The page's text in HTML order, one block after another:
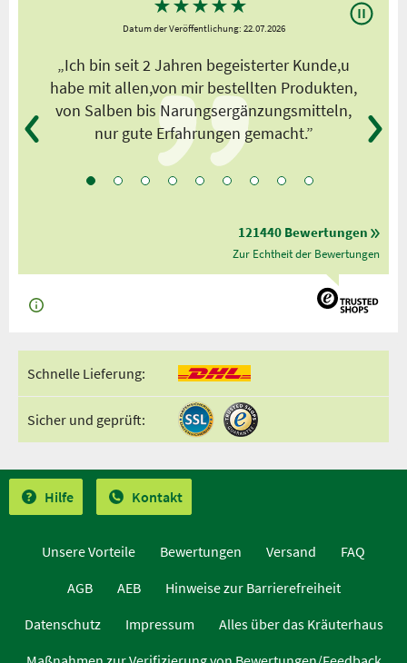
★★★★★
Datum der Veröffentlichung: 22.07.2026
„Ich bin seit 2 Jahren begeisterter Kunde,u
habe mit allen,von mir bestellten Produkten,
von Salben bis Narungsergänzungsmitteln,
nur gute Erfahrungen gemacht.”
121440 Bewertungen
Zur Echtheit der Bewertungen
Schnelle Lieferung:
Sicher und geprüft:
Hilfe Kontakt
Unsere Vorteile Bewertungen Versand
FAQ
AGB
AEB
Hinweise zur Barrierefreiheit
Datenschutz
Impressum
Alles über das Kräuterhaus